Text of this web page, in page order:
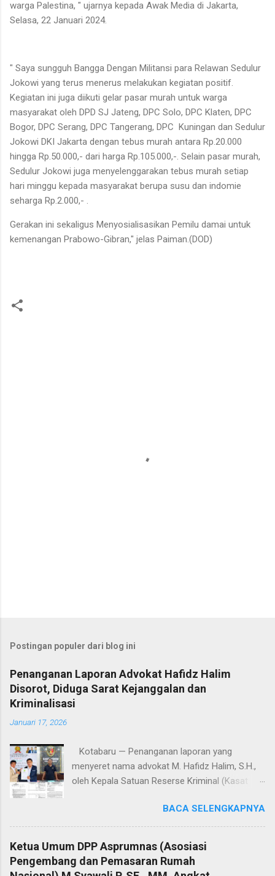
warga Palestina, " ujarnya kepada Awak Media di Jakarta,
Selasa, 22 Januari 2024.
" Saya sungguh Bangga Dengan Militansi para Relawan Sedulur
Jokowi yang terus menerus melakukan kegiatan positif.
Kegiatan ini juga diikuti gelar pasar murah untuk warga
masyarakat oleh DPD SJ Jateng, DPC Solo, DPC Klaten, DPC
Bogor, DPC Serang, DPC Tangerang, DPC Kuningan dan Sedulur
Jokowi DKI Jakarta dengan tebus murah antara Rp.20.000
hingga Rp.50.000,- dari harga Rp.105.000,-. Selain pasar murah,
Sedulur Jokowi juga menyelenggarakan tebus murah setiap
hari minggu kepada masyarakat berupa susu dan indomie
seharga Rp.2.000,- .
Gerakan ini sekaligus Menyosialisasikan Pemilu damai untuk
kemenangan Prabowo-Gibran," jelas Paiman.(DOD)
Postingan populer dari blog ini
Penanganan Laporan Advokat Hafidz Halim
Disorot, Diduga Sarat Kejanggalan dan
Kriminalisasi
Januari 17, 2026
Kotabaru — Penanganan laporan yang
menyeret nama advokat M. Hafidz Halim, S.H.,
oleh Kepala Satuan Reserse Kriminal (Kasat
Y., S.T.K., S.I.K., M.H., menuai sorotan tajam dari
kalangan advokat dan pemerhati hukum. Proses
penyelidikan hingga penyidikan yang dilakukan
dinilai sarat kejanggalan dan berpotensi
mengarah pada dugaan kriminalisasi profesi
BACA SELENGKAPNYA
Ketua Umum DPP Asprumnas (Asosiasi
Pengembang dan Pemasaran Rumah